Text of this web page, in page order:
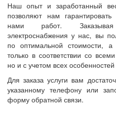
Наш опыт и заработанный
позволяют нам
нами работ. Заказывая
электроснабжения у нас, вы
по оптимальной стоимости, а
только в соответствии со
но и с учетом всех
Для заказа услуги вам
указанному телефону или
форму обратной связи.